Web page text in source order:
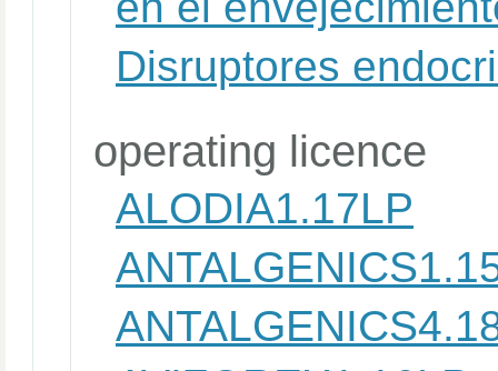
Disruptores
operating licence
ALODIA1.17LP